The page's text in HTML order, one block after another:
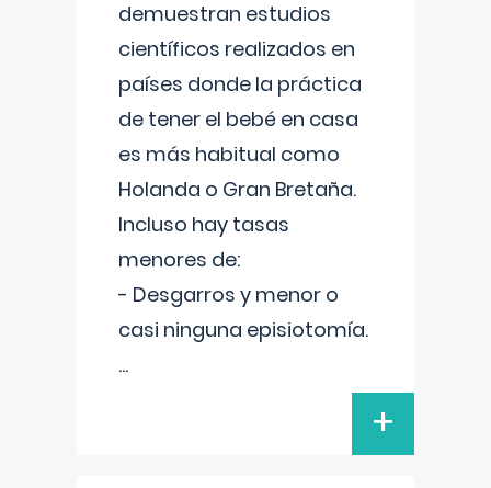
demuestran estudios
científicos realizados en
países donde la práctica
de tener el bebé en casa
es más habitual como
Holanda o Gran Bretaña.
Incluso hay tasas
menores de:
- Desgarros y menor o
casi ninguna episiotomía.
...
+